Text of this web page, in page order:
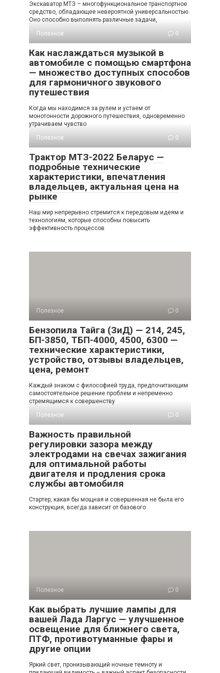
Экскаватор МТЗ – многофункциональное транспортное
средство, обладающее невероятной универсальностью.
Оно способно выполнять различные задачи,
Полезное
0
Как наслаждаться музыкой в
автомобиле с помощью смартфона
— множество доступных способов
для гармоничного звукового
путешествия
Когда мы находимся за рулем и устаем от
монотонности дорожного путешествия, одновременно
утрачиваем чувство
Полезное
0
Трактор МТЗ-2022 Беларус —
подробные технические
характеристики, впечатления
владельцев, актуальная цена на
рынке
Наш мир непрерывно стремится к передовым идеям и
технологиям, которые способны повысить
эффективность процессов
Полезное 0
Бензопила Тайга (ЗиД) — 214, 245,
БП-3850, ТБП-4000, 4500, 6300 —
технические характеристики,
устройство, отзывы владельцев,
цена, ремонт
Каждый знаком с философией труда, предпочитающим
самостоятельное решение проблем и непременно
стремящимся к совершенству
Полезное
0
Важность правильной
регулировки зазора между
электродами на свечах зажигания
для оптимальной работы
двигателя и продления срока
службы автомобиля
Стартер, какая бы мощная и совершенная не была его
конструкция, всегда зависит от базового
Полезное 0
Как выбрать лучшие лампы для
вашей Лада Ларгус — улучшенное
освещение для ближнего света,
ПТФ, противотуманные фары и
другие опции
Яркий свет, пронизывающий ночные темноту и